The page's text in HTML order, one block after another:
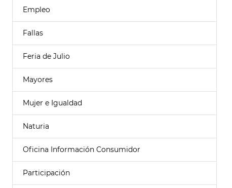
Empleo
Fallas
Feria de Julio
Mayores
Mujer e Igualdad
Naturia
Oficina Información Consumidor
Participación